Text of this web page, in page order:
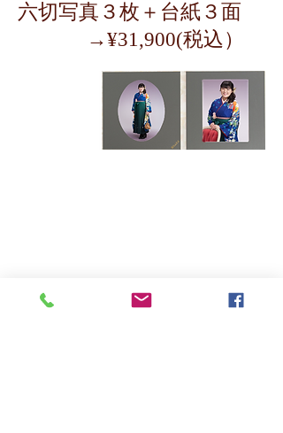
六切写真３枚＋台紙３面
→¥31,900(税込）
メールでお問い合わ